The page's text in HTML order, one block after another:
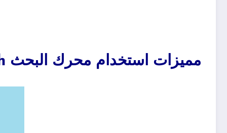
مميزات استخدام محرك البحث HighBeam Research